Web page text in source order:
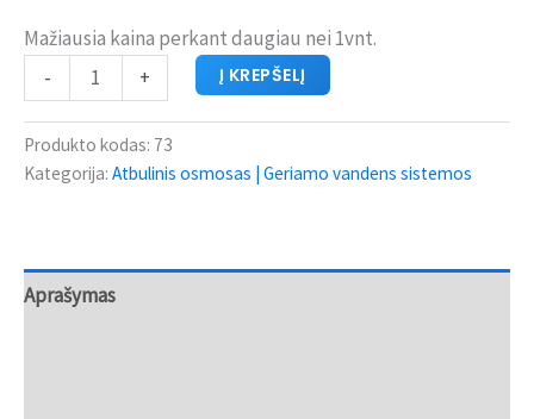
Mažiausia kaina perkant daugiau nei 1vnt.
-
+ Į KREPŠELĮ
Produkto kodas: 73
Kategorija: Atbulinis osmosas | Geriamo vandens sistemos
Aprašymas